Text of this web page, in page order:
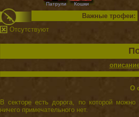
Патрули Кошки
Важные трофеи:
Отсутствуют
О
В секторе есть дорога, по которой
ничего примечательного нет.